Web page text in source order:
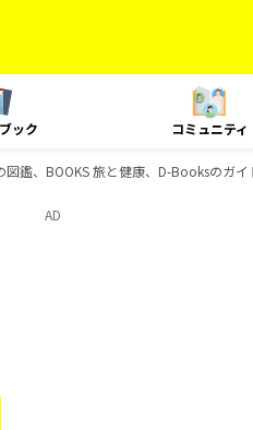
ック コミュニティ
鑑、BOOKS 旅と健康、D-Booksのガ
AD